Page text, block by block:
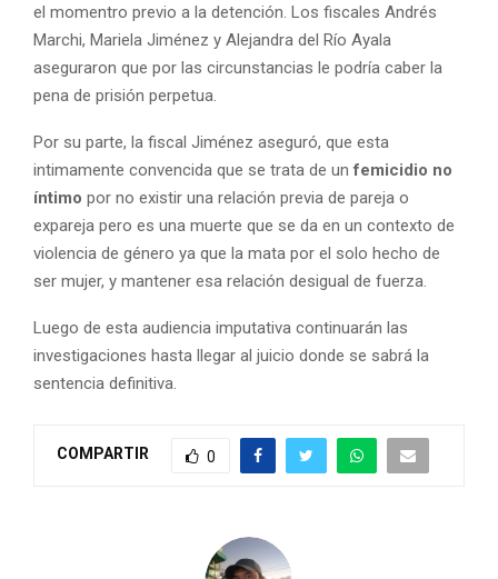
el momentro previo a la detención. Los fiscales Andrés
Marchi, Mariela Jiménez y Alejandra del Río Ayala
aseguraron que por las circunstancias le podría caber la
pena de prisión perpetua.
Por su parte, la fiscal Jiménez aseguró, que esta
intimamente convencida que se trata de unfemicidio no
íntimo por no existir una relación previa de pareja o
expareja pero es una muerte que se da en un contexto de
violencia de género ya que la mata por el solo hecho de
ser mujer, y mantener esa relación desigual de fuerza.
Luego de esta audiencia imputativa continuarán las
investigaciones hasta llegar al juicio donde se sabrá la
sentencia definitiva.
COMPARTIR 0